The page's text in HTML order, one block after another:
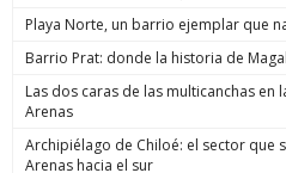
de estos enormes avances en
hoy está más tranquila”, afirmó.
anunció un paso adicional para
todos los que buscan destruir nuestra
implacables. No habrá excusas ni
anunció que su gobierno dará un paso
recuperar la seguridad, tal como se
Playa Norte, un barrio ejemplar que
Barrio Prat: donde la historia de
Las dos caras de las multicanchas
Arenas
Archipiélago de Chiloé: el sector que
Arenas hacia el sur